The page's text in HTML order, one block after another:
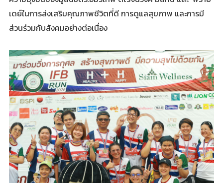
เดย์ในการส่งเสริมคุณภาพชีวิตที่ดี การดูแลสุขภาพ และการมี
ส่วนร่วมกับสังคมอย่างต่อเนื่อง